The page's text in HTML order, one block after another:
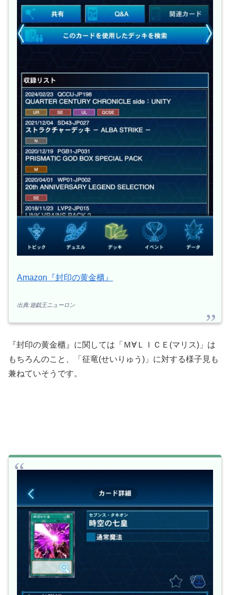
Amazon『封印の黄金櫃』
出典:遊戯王ニューロン
『封印の黄金櫃』に関しては「Ｍ∀ＬＩＣＥ(マリス)」は
もちろんのこと、「征竜(せいりゅう)」に対する様子見も
兼ねていそうです。